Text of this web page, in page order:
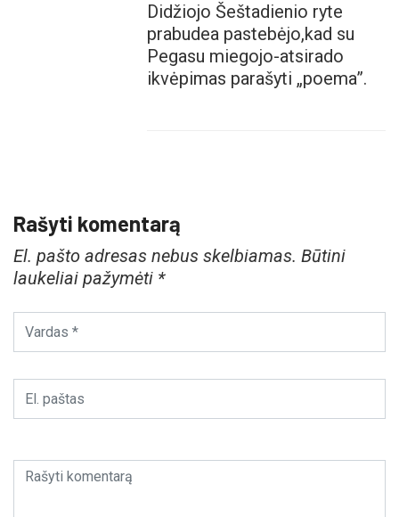
Didžiojo Šeštadienio ryte
prabudea pastebėjo,kad su
Pegasu miegojo-atsirado
ikvėpimas parašyti „poema”.
Rašyti komentarą
El. pašto adresas nebus skelbiamas. Būtini
laukeliai pažymėti *